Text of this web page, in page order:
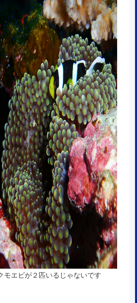
モエビが２匹いるじゃないです